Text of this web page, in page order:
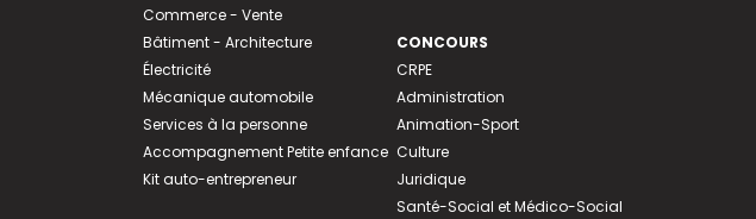
Commerce - Vente
Bâtiment - Architecture
Électricité
Mécanique automobile
Services à la personne
Accompagnement Petite enfance
Kit auto-entrepreneur
CONCOURS
CRPE
Administration
Animation-Sport
Culture
Juridique
Santé-Social et Médico-Social